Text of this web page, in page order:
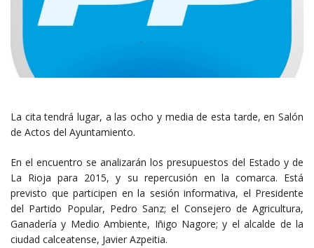
La cita tendrá lugar, a las ocho y media de esta tarde, en Salón
de Actos del Ayuntamiento.
En el encuentro se analizarán los presupuestos del Estado y de
La Rioja para 2015, y su repercusión en la comarca. Está
previsto que participen en la sesión informativa, el Presidente
del Partido Popular, Pedro Sanz; el Consejero de Agricultura,
Ganadería y Medio Ambiente, Iñigo Nagore; y el alcalde de la
ciudad calceatense, Javier Azpeitia.